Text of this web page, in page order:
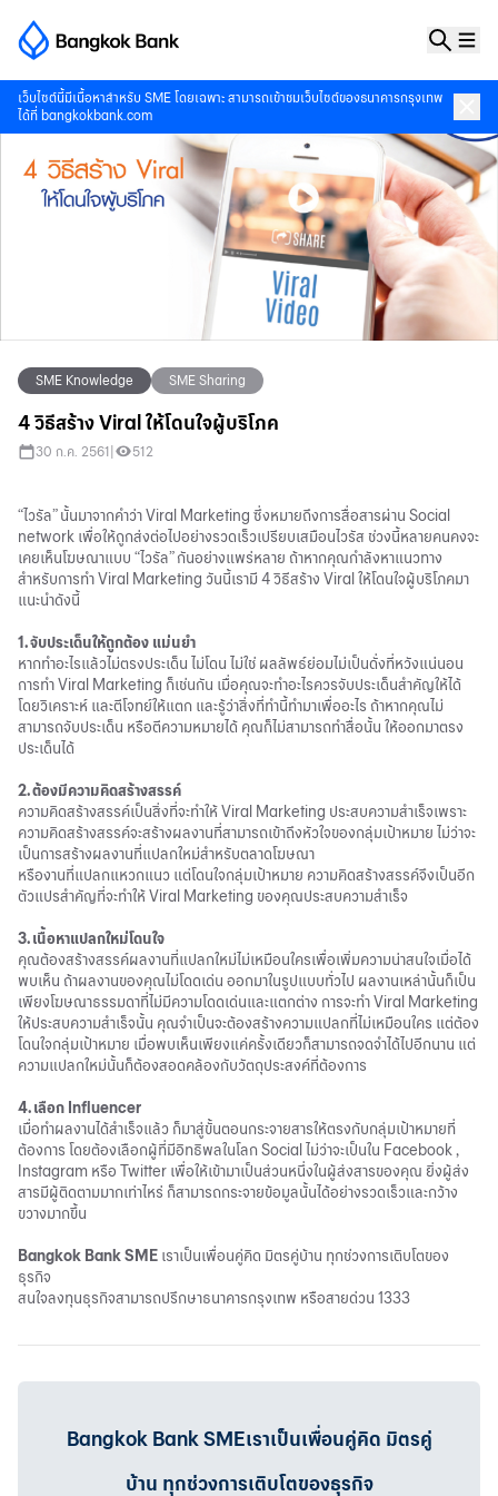
เว็บไซต์นี้มีเนื้อหาสำหรับ SME โดยเฉพาะ สามารถเข้าชมเว็บไซต์ของธนาคารกรุงเทพ
ได้ที่ bangkokbank.com
SME Knowledge SME Sharing
4 วิธีสร้าง Viral ให้โดนใจผู้บริโภค
30 ก.ค. 2561 512
“ไวรัล” นั้นมาจากคำว่า Viral Marketing ซึ่งหมายถึงการสื่อสารผ่าน Social
network เพื่อให้ถูกส่งต่อไปอย่างรวดเร็วเปรียบเสมือนไวรัส ช่วงนี้หลายคนคงจะ
เคยเห็นโฆษณาแบบ “ไวรัล” กันอย่างแพร่หลาย ถ้าหากคุณกำลังหาแนวทาง
สำหรับการทำ Viral Marketing วันนี้เรามี 4 วิธีสร้าง Viral ให้โดนใจผู้บริโภคมา
แนะนำดังนี้
1. จับประเด็นให้ถูกต้อง แม่นยำ
หากทำอะไรแล้วไม่ตรงประเด็น ไม่โดน ไม่ใช่ ผลลัพธ์ย่อมไม่เป็นดั่งที่หวังแน่นอน
การทำ Viral Marketing ก็เช่นกัน เมื่อคุณจะทำอะไรควรจับประเด็นสำคัญให้ได้
โดยวิเคราะห์ และตีโจทย์ให้แตก และรู้ว่าสิ่งที่ทำนี้ทำมาเพื่ออะไร ถ้าหากคุณไม่
สามารถจับประเด็น หรือตีความหมายได้ คุณก็ไม่สามารถทำสื่อนั้น ให้ออกมาตรง
ประเด็นได้
2. ต้องมีความคิดสร้างสรรค์
ความคิดสร้างสรรค์เป็นสิ่งที่จะทำให้ Viral Marketing ประสบความสำเร็จเพราะ
ความคิดสร้างสรรค์จะสร้างผลงานที่สามารถเข้าถึงหัวใจของกลุ่มเป้าหมาย ไม่ว่าจะ
เป็นการสร้างผลงานที่แปลกใหม่สำหรับตลาดโฆษณา
หรืองานที่แปลกแหวกแนว แต่โดนใจกลุ่มเป้าหมาย ความคิดสร้างสรรค์จึงเป็นอีก
ตัวแปรสำคัญที่จะทำให้ Viral Marketing ของคุณประสบความสำเร็จ
3. เนื้อหาแปลกใหม่โดนใจ
คุณต้องสร้างสรรค์ผลงานที่แปลกใหม่ไม่เหมือนใครเพื่อเพิ่มความน่าสนใจเมื่อได้
พบเห็น ถ้าผลงานของคุณไม่โดดเด่น ออกมาในรูปแบบทั่วไป ผลงานเหล่านั้นก็เป็น
เพียงโฆษณาธรรมดาที่ไม่มีความโดดเด่นและแตกต่าง การจะทำ Viral Marketing
ให้ประสบความสำเร็จนั้น คุณจำเป็นจะต้องสร้างความแปลกที่ไม่เหมือนใคร แต่ต้อง
โดนใจกลุ่มเป้าหมาย เมื่อพบเห็นเพียงแค่ครั้งเดียวก็สามารถจดจำได้ไปอีกนาน แต่
ความแปลกใหม่นั้นก็ต้องสอดคล้องกับวัตถุประสงค์ที่ต้องการ
4. เลือก Influencer
เมื่อทำผลงานได้สำเร็จแล้ว ก็มาสู่ขั้นตอนกระจายสารให้ตรงกับกลุ่มเป้าหมายที่
ต้องการ โดยต้องเลือกผู้ที่มีอิทธิพลในโลก Social ไม่ว่าจะเป็นใน Facebook ,
Instagram หรือ Twitter เพื่อให้เข้ามาเป็นส่วนหนึ่งในผู้ส่งสารของคุณ ยิ่งผู้ส่ง
สารมีผู้ติดตามมากเท่าไหร่ ก็สามารถกระจายข้อมูลนั้นได้อย่างรวดเร็วและกว้าง
ขวางมากขึ้น
Bangkok Bank SME เราเป็นเพื่อนคู่คิด มิตรคู่บ้าน ทุกช่วงการเติบโตของ
ธุรกิจ
สนใจลงทุนธุรกิจสามารถปรึกษาธนาคารกรุงเทพ หรือสายด่วน 1333
Bangkok Bank SMEเราเป็นเพื่อนคู่คิด มิตรคู่
บ้าน ทุกช่วงการเติบโตของธุรกิจ